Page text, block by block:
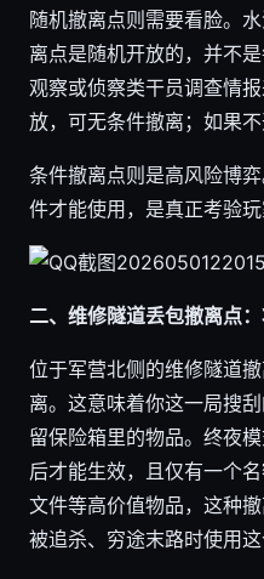
随机撤离点则需要看脸。
离点是随机开放的，并不
观察或侦察类干员调查情
放，可无条件撤离；如果不
条件撤离点则是高风险博
件才能使用，是真正考验玩
二、维修隧道丢包撤离点
位于军营北侧的维修隧道
离。这意味着你这一局搜
留保险箱里的物品。终夜
后才能生效，且仅有一个
文件等高价值物品，这种
被追杀、穷途末路时使用这